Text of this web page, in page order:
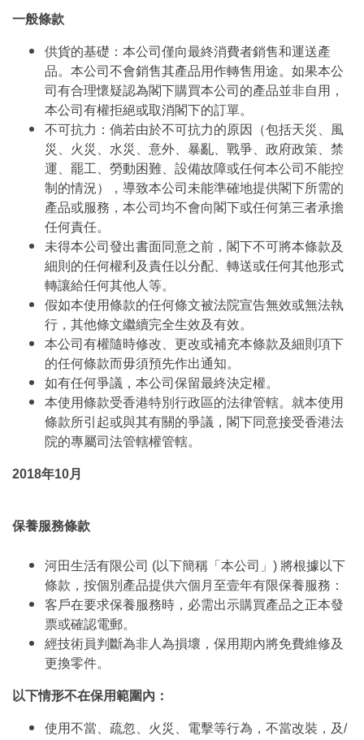
一般條款
供貨的基礎：本公司僅向最終消費者銷售和運送產
品。本公司不會銷售其產品用作轉售用途。如果本公
司有合理懷疑認為閣下購買本公司的產品並非自用，
本公司有權拒絕或取消閣下的訂單。
不可抗力：倘若由於不可抗力的原因（包括天災、風
災、火災、水災、意外、暴亂、戰爭、政府政策、禁
運、罷工、勞動困難、設備故障或任何本公司不能控
制的情況），導致本公司未能準確地提供閣下所需的
產品或服務，本公司均不會向閣下或任何第三者承擔
任何責任。
未得本公司發出書面同意之前，閣下不可將本條款及
細則的任何權利及責任以分配、轉送或任何其他形式
轉讓給任何其他人等。
假如本使用條款的任何條文被法院宣告無效或無法執
行，其他條文繼續完全生效及有效。
本公司有權隨時修改、更改或補充本條款及細則項下
的任何條款而毋須預先作出通知。
如有任何爭議，本公司保留最終決定權。
本使用條款受香港特別行政區的法律管轄。就本使用
條款所引起或與其有關的爭議，閣下同意接受香港法
院的專屬司法管轄權管轄。
2018年10月
保養服務條款
河田生活有限公司 (以下簡稱「本公司」) 將根據以下
條款，按個別產品提供六個月至壹年有限保養服務：
客戶在要求保養服務時，必需出示購買產品之正本發
票或確認電郵。
經技術員判斷為非人為損壞，保用期內將免費維修及
更換零件。
以下情形不在保用範圍內：
使用不當、疏忽、火災、電擊等行為，不當改裝，及/